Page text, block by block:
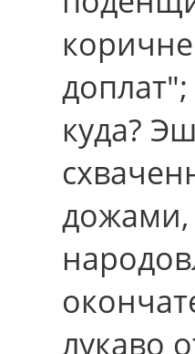
куда?
дожами,
лукаво